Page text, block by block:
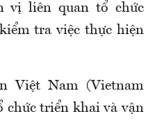
vị liên quan tổ chức
tra việc thực hiện
Việt Nam (Vietnam
chức triển khai và vận